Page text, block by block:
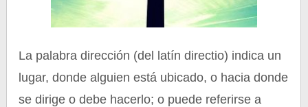
La palabra dirección (del latín directio) indica un
lugar, donde alguien está ubicado, o hacia donde
se dirige o debe hacerlo; o puede referirse a